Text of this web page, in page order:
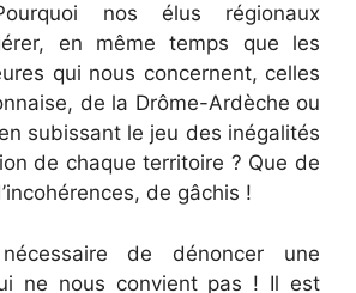
nos élus régionaux
en même temps que les
qui nous concernent, celles
de la Drôme-Ardèche ou
subissant le jeu des inégalités
de chaque territoire ? Que de
de gâchis !
de dénoncer une
ne nous convient pas ! Il est